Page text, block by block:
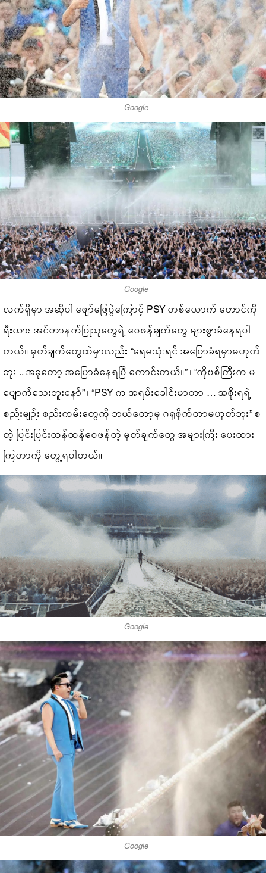
Google
Google
လက်ရှိမှာ အဆိုပါ ဖျော်ဖြေပွဲကြောင့် PSY တစ်ယောက် တောင်ကို
ရီးယား အင်တာနက်ပြုသူတွေရဲ့ ဝေဖန်ချက်တွေ များစွာခံနေရပါ
တယ်။ မှတ်ချက်တွေထဲမှာလည်း “ရေမသုံးရင် အပြောခံရမှာမဟုတ်
ဘူး .. အခုတော့ အပြောခံနေရပြီ ကောင်းတယ်။” ၊ “ကိုဗစ်ကြီးက မ
ပျောက်သေးဘူးနော်” ၊ “PSY က အရမ်းခေါင်းမာတာ … အစိုးရရဲ့
စည်းမျဉ်း စည်းကမ်းတွေကို ဘယ်တော့မှ ဂရုစိုက်တာမဟုတ်ဘူး” စ
တဲ့ ပြင်းပြင်းထန်ထန်ဝေဖန်တဲ့ မှတ်ချက်တွေ အများကြီး ပေးထား
ကြတာကို တွေ့ရပါတယ်။
Google
Google